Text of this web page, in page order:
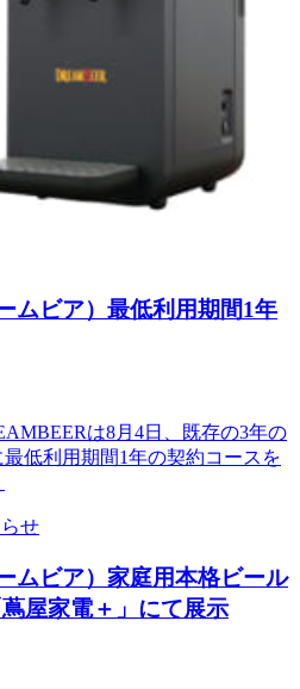
ムビア）最低利用期間1年
は8月4日、既存の3年の
低利用期間1年の契約コースを
せ
ムビア）家庭用本格ビール
屋家電＋」にて展示